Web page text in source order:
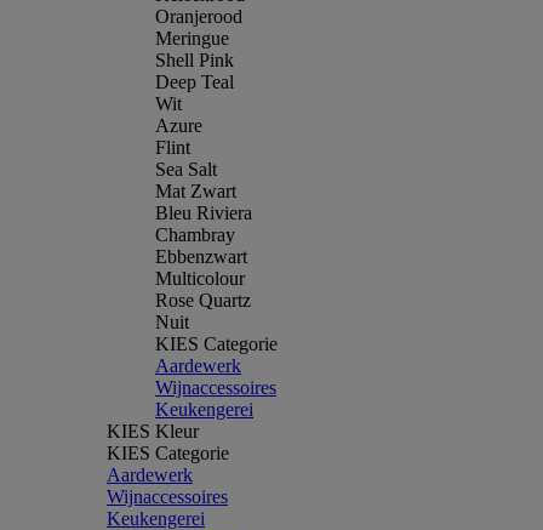
Oranjerood
Meringue
Shell Pink
Deep Teal
Wit
Azure
Flint
Sea Salt
Mat Zwart
Bleu Riviera
Chambray
Ebbenzwart
Multicolour
Rose Quartz
Nuit
KIES Categorie
Aardewerk
Wijnaccessoires
Keukengerei
KIES Kleur
KIES Categorie
Aardewerk
Wijnaccessoires
Keukengerei